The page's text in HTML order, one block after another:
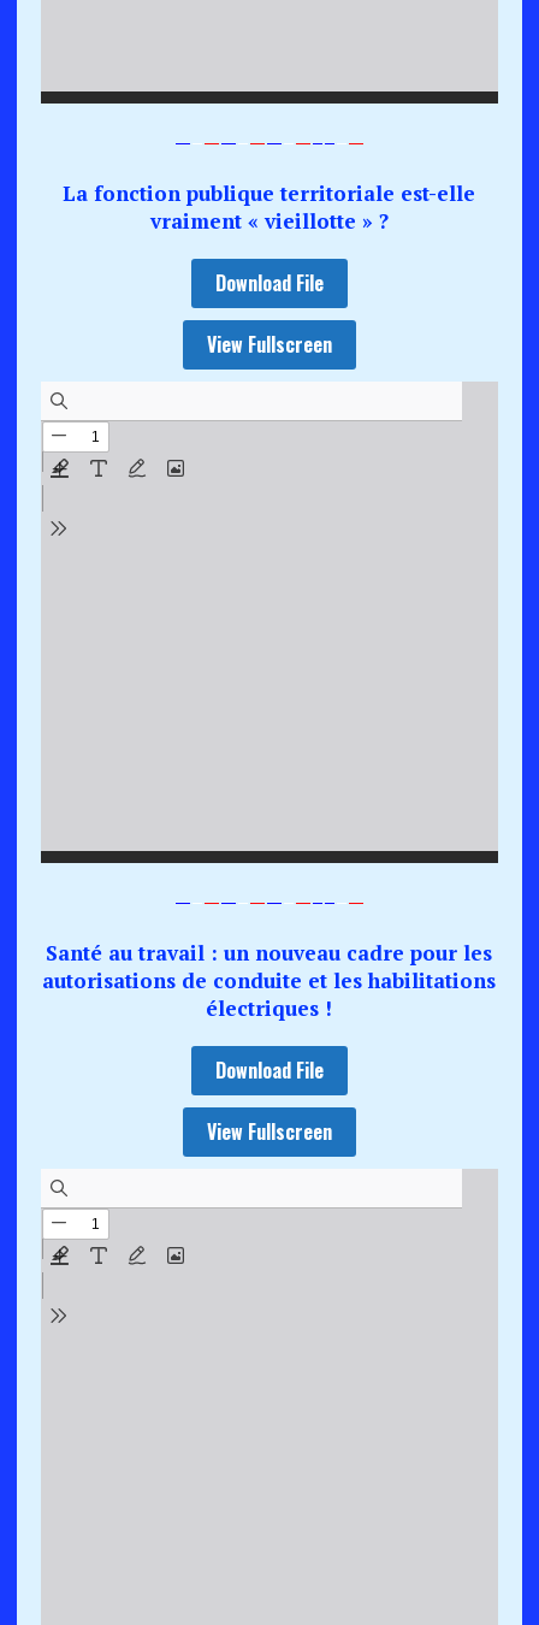
—–——–——–—–––—
La fonction publique territoriale est-elle
vraiment « vieillotte » ?
Download File
View Fullscreen
—–——–——–—–––—
Santé au travail : un nouveau cadre pour les
autorisations de conduite et les habilitations
électriques !
Download File
View Fullscreen